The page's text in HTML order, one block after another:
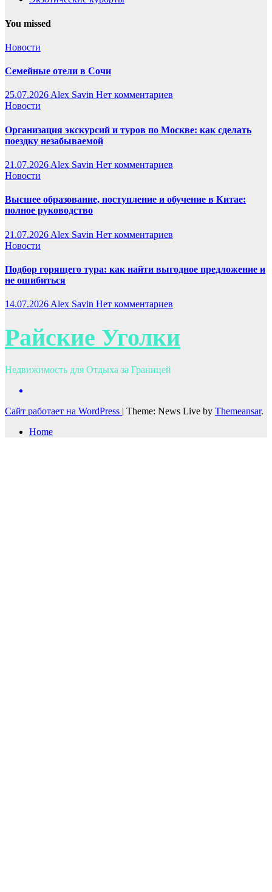
You missed
Новости
Семейные отели в Сочи
25.07.2026Alex Savin Нет комментариев
Новости
Организация экскурсий и туров по Москве: как сделать
поездку незабываемой
21.07.2026 Alex Savin Нет комментариев
Новости
Высшее образование, поступление и обучение в Китае:
полное руководство
21.07.2026 Alex Savin Нет комментариев
Новости
Подбор горящего тура: как найти выгодное предложение и
не ошибиться
14.07.2026 Alex Savin Нет комментариев
Райские Уголки
Недвижимость для Отдыха за Границей
Сайт работает на WordPress | Theme: News Live by Themeansar.
Home